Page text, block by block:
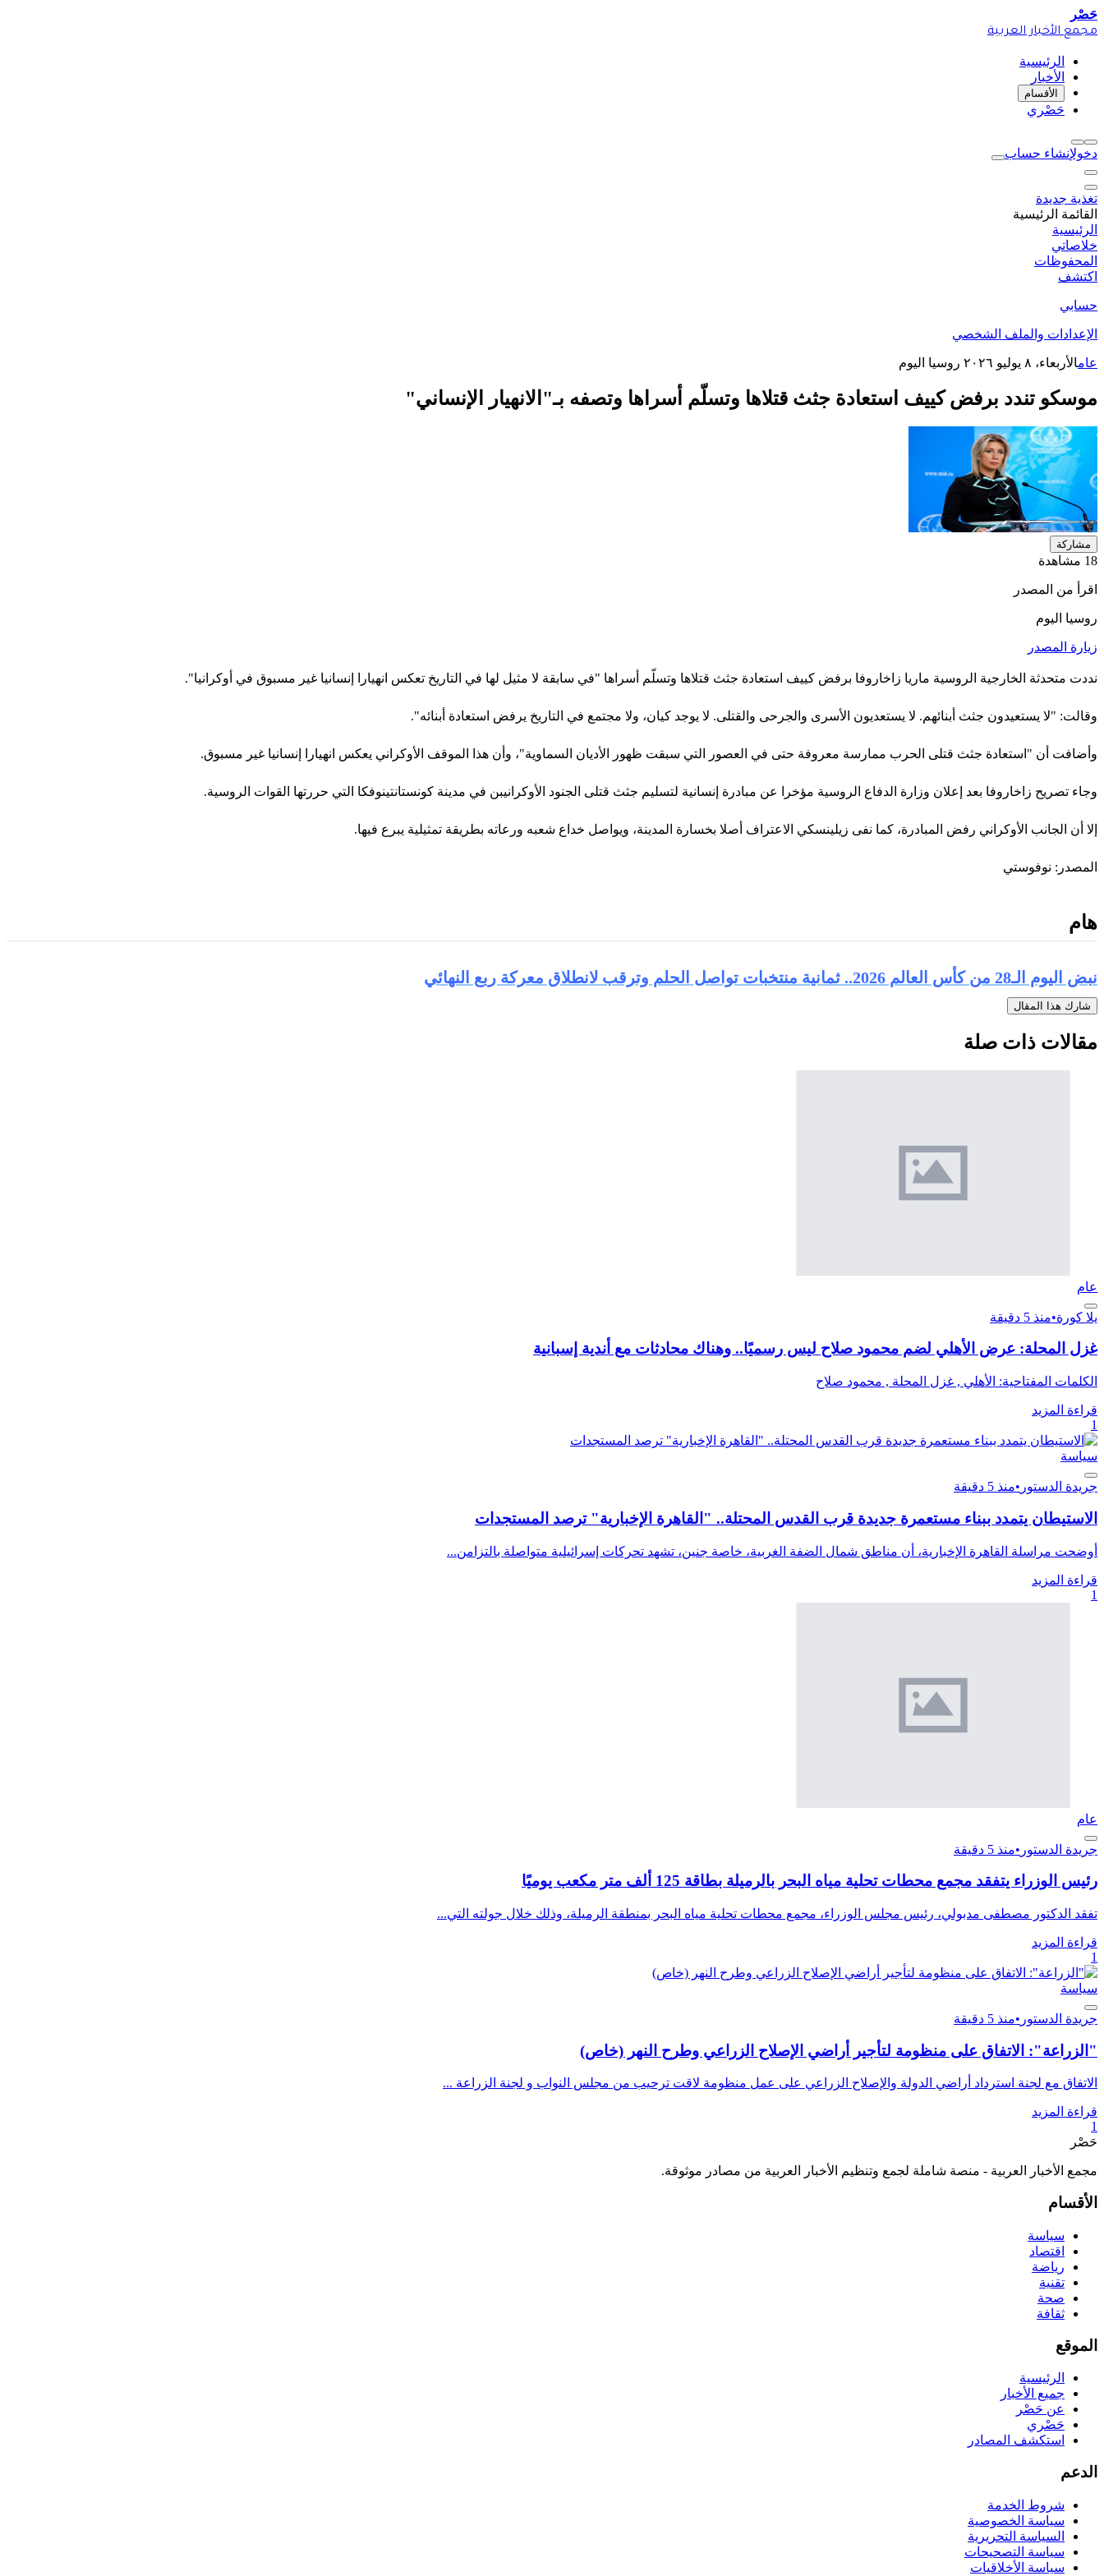
حَصْر
مجمع الأخبار العربية
الرئيسية
الأخبار
الأقسام
حَصْري
دخولإنشاء حساب
تغذية جديدة
القائمة الرئيسية
الرئيسية
خلاصاتي
المحفوظات
اكتشف
حسابي
الإعدادات والملف الشخصي
عامالأربعاء، ٨ يوليو ٢٠٢٦ روسيا اليوم
موسكو تندد برفض كييف استعادة جثث قتلاها وتسلّم أسراها وتصفه بـ"الانهيار الإنساني"
مشاركة
18 مشاهدة
اقرأ من المصدر
روسيا اليوم
زيارة المصدر
نددت متحدثة الخارجية الروسية ماريا زاخاروفا برفض كييف استعادة جثث قتلاها وتسلّم أسراها "في سابقة لا مثيل لها في التاريخ تعكس انهيارا إنسانيا غير مسبوق في أوكرانيا".
وقالت: "لا يستعيدون جثث أبنائهم. لا يستعديون الأسرى والجرحى والقتلى. لا يوجد كيان، ولا مجتمع في التاريخ يرفض استعادة أبنائه".
وأضافت أن "استعادة جثث قتلى الحرب ممارسة معروفة حتى في العصور التي سبقت ظهور الأديان السماوية"، وأن هذا الموقف الأوكراني يعكس انهيارا إنسانيا غير مسبوق.
وجاء تصريح زاخاروفا بعد إعلان وزارة الدفاع الروسية مؤخرا عن مبادرة إنسانية لتسليم جثث قتلى الجنود الأوكرانيبن في مدينة كونستانتينوفكا التي حررتها القوات الروسية.
إلا أن الجانب الأوكراني رفض المبادرة، كما نفى زيلينسكي الاعتراف أصلا بخسارة المدينة، ويواصل خداع شعبه ورعاته بطريقة تمثيلية يبرع فيها.
المصدر: نوفوستي
هام
نبض اليوم الـ28 من كأس العالم 2026.. ثمانية منتخبات تواصل الحلم وترقب لانطلاق معركة ربع النهائي
شارك هذا المقال
مقالات ذات صلة
عام
يلا كورة•منذ 5 دقيقة
غزل المحلة: عرض الأهلي لضم محمود صلاح ليس رسميًا.. وهناك محادثات مع أندية إسبانية
الكلمات المفتاحية: الأهلي , غزل المحلة , محمود صلاح
قراءة المزيد
1
سياسة
جريدة الدستور •منذ 5 دقيقة
الاستيطان يتمدد ببناء مستعمرة جديدة قرب القدس المحتلة.. "القاهرة الإخبارية" ترصد المستجدات
أوضحت مراسلة القاهرة الإخبارية، أن مناطق شمال الضفة الغربية، خاصة جنين، تشهد تحركات إسرائيلية متواصلة بالتزامن...
قراءة المزيد
1
عام
جريدة الدستور •منذ 5 دقيقة
رئيس الوزراء يتفقد مجمع محطات تحلية مياه البحر بالرميلة بطاقة 125 ألف متر مكعب يوميًا
تفقد الدكتور مصطفى مدبولي، رئيس مجلس الوزراء، مجمع محطات تحلية مياه البحر بمنطقة الرميلة، وذلك خلال جولته التي...
قراءة المزيد
1
سياسة
جريدة الدستور •منذ 5 دقيقة
"الزراعة": الاتفاق على منظومة لتأجير أراضي الإصلاح الزراعي وطرح النهر (خاص)
الاتفاق مع لجنة استرداد أراضي الدولة والإصلاح الزراعي على عمل منظومة لاقت ترحيب من مجلس النواب و لجنة الزراعة ...
قراءة المزيد
1
حَصْر
مجمع الأخبار العربية - منصة شاملة لجمع وتنظيم الأخبار العربية من مصادر موثوقة.
الأقسام
سياسة
اقتصاد
رياضة
تقنية
صحة
ثقافة
الموقع
الرئيسية
جميع الأخبار
عن حَصْر
حَصْري
استكشف المصادر
الدعم
شروط الخدمة
سياسة الخصوصية
السياسة التحريرية
سياسة التصحيحات
سياسة الأخلاقيات